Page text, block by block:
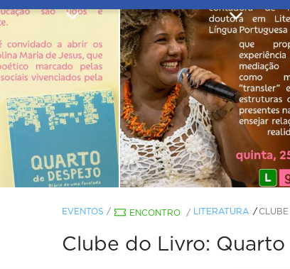
EVENTOS / ENCONTRO / LITERATURA
Clube do Livro: